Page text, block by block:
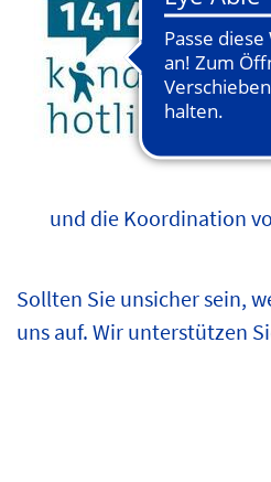
und die Koordination
Sollten Sie unsicher sein,
uns auf. Wir unterstützen
DIENST
UND